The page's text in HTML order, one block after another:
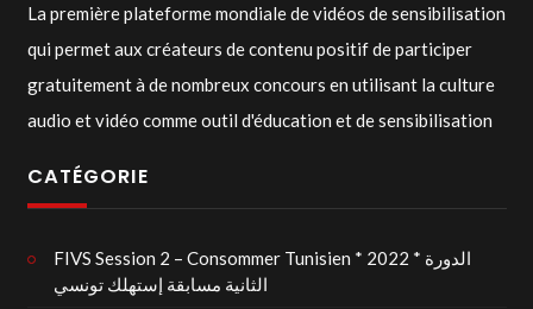
La première plateforme mondiale de vidéos de sensibilisation
qui permet aux créateurs de contenu positif de participer
gratuitement à de nombreux concours en utilisant la culture
audio et vidéo comme outil d'éducation et de sensibilisation
CATÉGORIE
FIVS Session 2 – Consommer Tunisien * 2022 * الدورة
الثانية مسابقة إستهلك تونسي